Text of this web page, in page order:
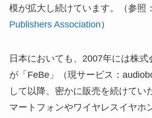
模が拡大し続けています。（参照：
Publishers Association ）
日本においても、2007年には株式
が「FeBe」（現サービス：
して以降、密かに販売を続けてい
マートフォンやワイヤレスイヤホ